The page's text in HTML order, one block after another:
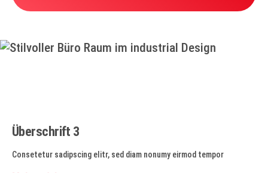
Überschrift 3
Consetetur sadipscing elitr, sed diam nonumy eirmod tempor